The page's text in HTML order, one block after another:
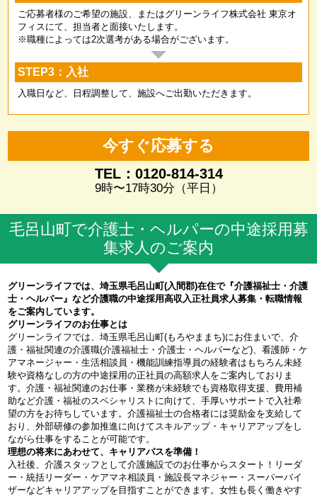
ご応募者様のご希望の施設、またはグリーンライフ株式会社 東京オ
フィスにて、担当者と面接いたします。
※職種によっては2次選考がある場合がございます。
STEP3：入社
入職日など、日程調整して、施設へご出勤いただきます。
今すぐ応募する
TEL：0120-814-314
9時〜17時30分（平日）
毛呂山町で介護士・ヘルパーの中途採用募
集求人のご案内
グリーンライフでは、埼玉県毛呂山町(入間郡)在住で『介護福祉士・介護
士・ヘルパー』など介護職の中途採用高収入正社員求人募集・転職情報
をご案内しています。
グリーンライフのお仕事とは
グリーンライフでは、埼玉県毛呂山町(もろやままち)にお住まいで、介
護・福祉関連の介護職(介護福祉士・介護士・ヘルパーなど)、看護師・ケ
アマネージャー・生活相談員・機能訓練指導員の経験者はもちろん未経
験や資格なしの方の中途採用の正社員の高額求人をご案内しておりま
す。介護・福祉関連のお仕事・業務が未経験でも資格取得支援、費用補
助など介護・福祉のスペシャリストに向けて、手厚いサポートで入社希
望の方をお待ちしています。介護福祉士の合格者には奨励金を支給して
おり、外部研修の参加推進に向けてスキルアップ・キャリアアップをし
ながら仕事をすることが可能です。
理想の将来にあわせて、キャリアパスを準備！
入社後、介護スタッフとして介護施設でのお仕事からスタート！リーダ
ー・統括リーダー・ケアマネ相談員・施設長マネジャー・スーパーバイ
ザーなどキャリアアップを目指すことができます。女性も長く働きやす